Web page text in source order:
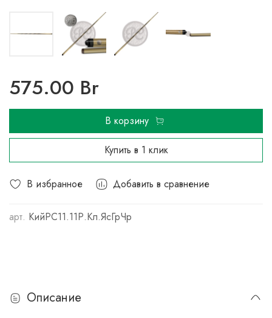
В избранное Добавить в сравнение
арт. КийРС11.11Р.Кл.ЯсГрЧр
575.00 Br
В корзину
Купить в 1 клик
Описание